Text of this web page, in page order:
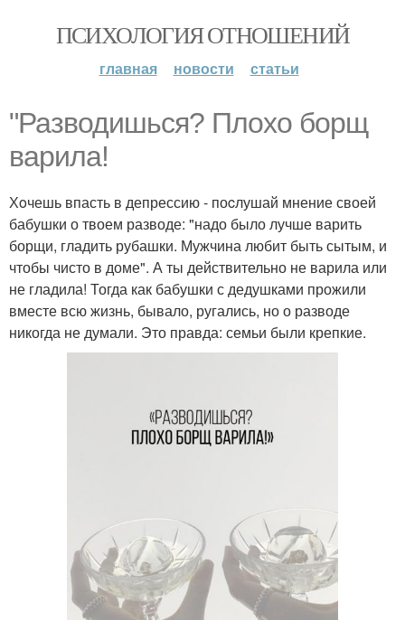
ПСИХОЛОГИЯ ОТНОШЕНИЙ
главная новости статьи
"Разводишься? Плохо борщ
варила!
Хoчешь впасть в депрессию - поcлушай мнение своей
бабушки о твоем разводе: "надо было лучше варить
борщи, гладить рубашки. Мужчина любит быть сытым, и
чтобы чисто в доме". А ты действительно не варила или
не гладила! Тогда как бабушки с дедушками прожили
вместе всю жизнь, бывало, ругались, но о разводе
никогда не думали. Это правда: семьи были крепкие.